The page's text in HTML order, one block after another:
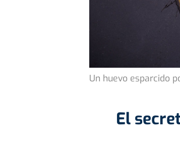
Un huevo esparcido
El